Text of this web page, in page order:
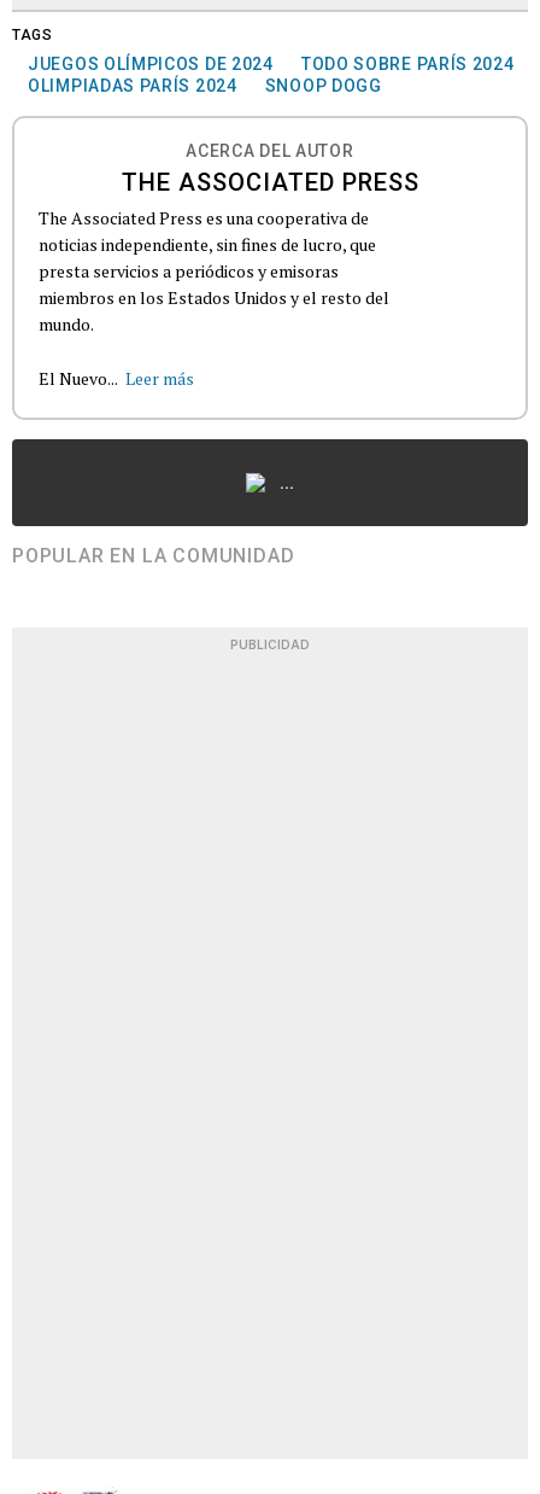
TAGS
JUEGOS OLÍMPICOS DE 2024
TODO SOBRE PARÍS 2024
OLIMPIADAS PARÍS 2024
SNOOP DOGG
ACERCA DEL AUTOR
THE ASSOCIATED PRESS
The Associated Press es una cooperativa de
noticias independiente, sin fines de lucro, que
presta servicios a periódicos y emisoras
miembros en los Estados Unidos y el resto del
mundo.
El Nuevo... Leer más
...
POPULAR EN LA COMUNIDAD
PUBLICIDAD